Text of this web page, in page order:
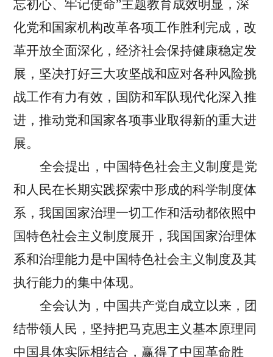
忘初心、牢记使命”主题教育成效明显，深
化党和国家机构改革各项工作胜利完成，改
革开放全面深化，经济社会保持健康稳定发
展，坚决打好三大攻坚战和应对各种风险挑
战工作有力有效，国防和军队现代化深入推
进，推动党和国家各项事业取得新的重大进
展。
全会提出，中国特色社会主义制度是党
和人民在长期实践探索中形成的科学制度体
系，我国国家治理一切工作和活动都依照中
国特色社会主义制度展开，我国国家治理体
系和治理能力是中国特色社会主义制度及其
执行能力的集中体现。
全会认为，中国共产党自成立以来，团
结带领人民，坚持把马克思主义基本原理同
中国具体实际相结合，赢得了中国革命胜